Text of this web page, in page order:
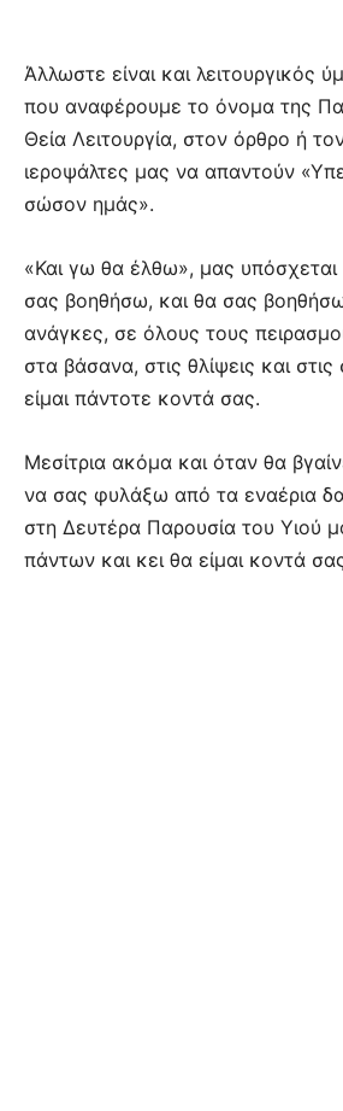
Άλλωστε είναι και λειτουργικός
που αναφέρουμε το όνομα της
Θεία Λειτουργία, στον όρθρο ή
ιεροψάλτες μας να απαντούν
σώσον ημάς».
«Και γω θα έλθω», μας
σας βοηθήσω, και θα σας
ανάγκες, σε όλους τους
στα βάσανα, στις θλίψεις και
είμαι πάντοτε κοντά σας.
Μεσίτρια ακόμα και όταν θα
να σας φυλάξω από τα εναέρια
στη Δευτέρα Παρουσία του Υιού
πάντων και κει θα είμαι κοντά